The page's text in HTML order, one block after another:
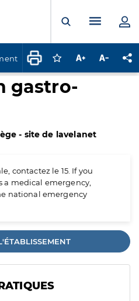
Ouvrir laMenu
Connectez-vous
Augmenter la
gastro-
- site de lavelanet
contactez le 15. If you
a medical emergency,
national emergency